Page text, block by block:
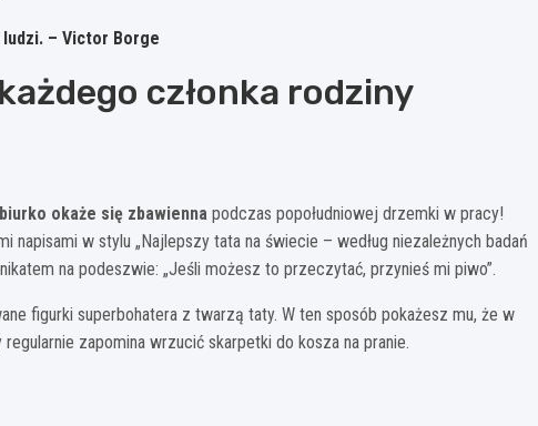
– Victor Borge
członka rodziny
okaże się zbawienna podczas popołudniowej drzemki w pracy!
w stylu „Najlepszy tata na świecie – według niezależnych badań
na podeszwie: „Jeśli możesz to przeczytać, przynieś mi piwo”.
figurki superbohatera z twarzą taty. W ten sposób pokażesz mu, że w
zapomina wrzucić skarpetki do kosza na pranie.